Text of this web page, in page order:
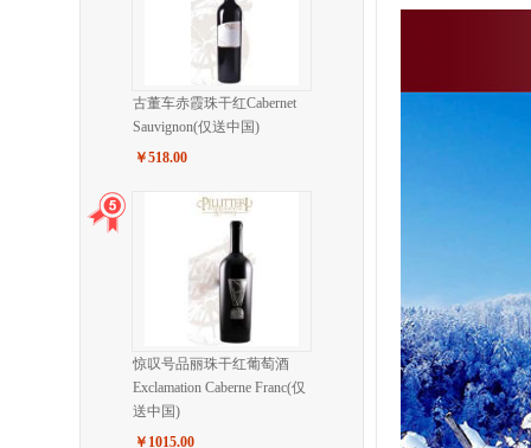
古董车赤霞珠干红Cabernet
Sauvignon(仅送中国)
￥518.00
惊叹号品丽珠干红葡萄酒
Exclamation Caberne Franc(仅
送中国)
￥1015.00